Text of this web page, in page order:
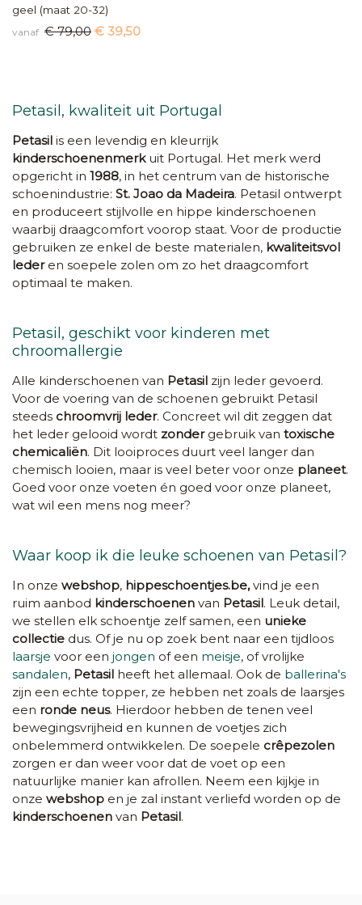
geel (maat 20-32)
vanaf € 79,00 € 39,50
Petasil, kwaliteit uit Portugal
Petasil is een levendig en kleurrijk
kinderschoenenmerkuit Portugal. Het merk werd
opgericht in 1988, in het centrum van de historische
schoenindustrie: St. Joao da Madeira. Petasil ontwerpt
en produceert stijlvolle en hippe kinderschoenen
waarbij draagcomfort voorop staat. Voor de productie
gebruiken ze enkel de beste materialen, kwaliteitsvol
lederen soepele zolen om zo het draagcomfort
optimaal te maken.
Petasil, geschikt voor kinderen met
chroomallergie
Alle kinderschoenen van Petasil zijn leder gevoerd.
Voor de voering van de schoenen gebruikt Petasil
steeds chroomvrij leder. Concreet wil dit zeggen dat
het leder gelooid wordt zondergebruik van toxische
chemicaliën. Dit looiproces duurt veel langer dan
chemisch looien, maar is veel beter voor onze planeet.
Goed voor onze voeten én goed voor onze planeet,
wat wil een mens nog meer?
Waar koop ik die leuke schoenen van Petasil?
In onze webshop, hippeschoentjes.be,vind je een
ruim aanbod kinderschoenen van Petasil. Leuk detail,
we stellen elk schoentje zelf samen, een unieke
collectie dus. Of je nu op zoek bent naar een tijdloos
laarsje voor een jongen of een meisje, of vrolijke
sandalen, Petasil heeft het allemaal. Ook de ballerina's
zijn een echte topper, ze hebben net zoals de laarsjes
een ronde neus. Hierdoor hebben de tenen veel
bewegingsvrijheid en kunnen de voetjes zich
onbelemmerd ontwikkelen. De soepele crêpezolen
zorgen er dan weer voor dat de voet op een
natuurlijke manier kan afrollen. Neem een kijkje in
onze webshop en je zal instant verliefd worden op de
kinderschoenen van Petasil.